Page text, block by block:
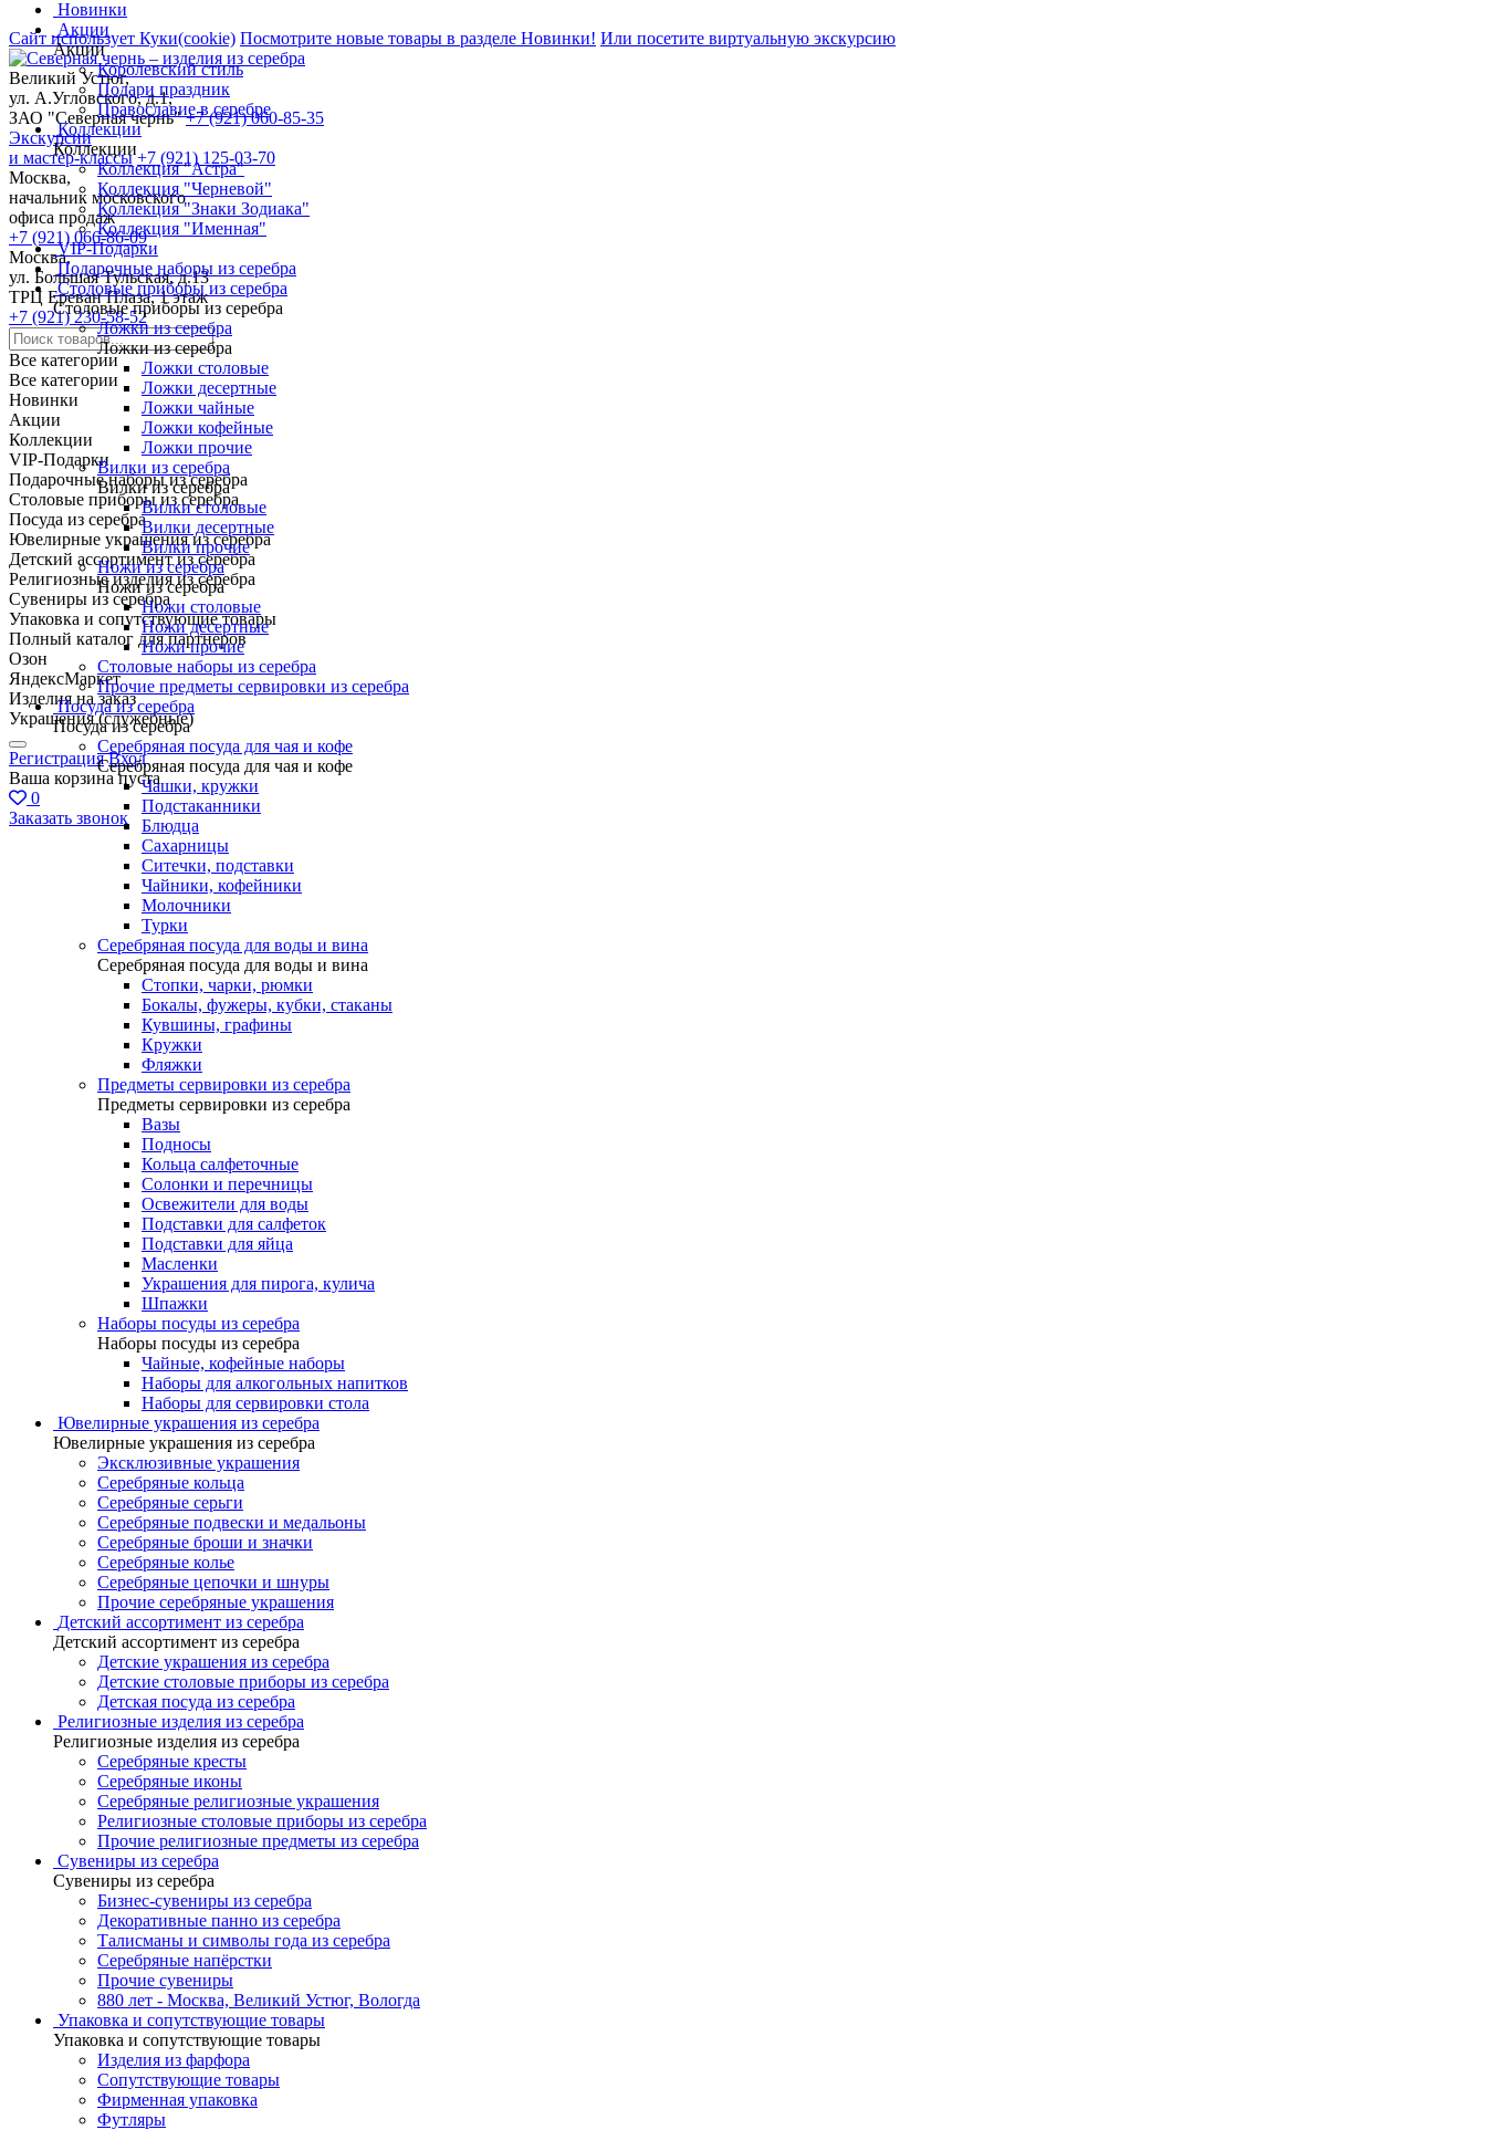
Сайт использует Куки(cookie) Посмотрите новые товары в разделе Новинки! Или посетите виртуальную экскурсию
Великий Устюг,
ул. А.Угловского, д.1,
ЗАО "Северная чернь"+7 (921) 060-85-35
Экскурсии
и мастер-классы +7 (921) 125-03-70
Москва,
начальник московского
офиса продаж
+7 (921) 066-86-09
Москва,
ул. Большая Тульская, д.13
ТРЦ Ереван Плаза, 1 этаж
+7 (921) 230-58-52
Все категории
Все категории
Новинки
Акции
Коллекции
VIP-Подарки
Подарочные наборы из серебра
Столовые приборы из серебра
Посуда из серебра
Ювелирные украшения из серебра
Детский ассортимент из серебра
Религиозные изделия из серебра
Сувениры из серебра
Упаковка и сопутствующие товары
Полный каталог для партнеров
Озон
ЯндексМаркет
Изделия на заказ
Украшения (служебные)
Регистрация Вход
Ваша корзина пуста
0
Заказать звонок
Новинки
Акции
Акции
Королевский стиль
Подари праздник
Православие в серебре
Коллекции
Коллекции
Коллекция "Астра"
Коллекция "Черневой"
Коллекция "Знаки Зодиака"
Коллекция "Именная"
VIP-Подарки
Подарочные наборы из серебра
Столовые приборы из серебра
Столовые приборы из серебра
Ложки из серебра
Ложки из серебра
Ложки столовые
Ложки десертные
Ложки чайные
Ложки кофейные
Ложки прочие
Вилки из серебра
Вилки из серебра
Вилки столовые
Вилки десертные
Вилки прочие
Ножи из серебра
Ножи из серебра
Ножи столовые
Ножи десертные
Ножи прочие
Столовые наборы из серебра
Прочие предметы сервировки из серебра
Посуда из серебра
Посуда из серебра
Серебряная посуда для чая и кофе
Серебряная посуда для чая и кофе
Чашки, кружки
Подстаканники
Блюдца
Сахарницы
Ситечки, подставки
Чайники, кофейники
Молочники
Турки
Серебряная посуда для воды и вина
Серебряная посуда для воды и вина
Стопки, чарки, рюмки
Бокалы, фужеры, кубки, стаканы
Кувшины, графины
Кружки
Фляжки
Предметы сервировки из серебра
Предметы сервировки из серебра
Вазы
Подносы
Кольца салфеточные
Солонки и перечницы
Освежители для воды
Подставки для салфеток
Подставки для яйца
Масленки
Украшения для пирога, кулича
Шпажки
Наборы посуды из серебра
Наборы посуды из серебра
Чайные, кофейные наборы
Наборы для алкогольных напитков
Наборы для сервировки стола
Ювелирные украшения из серебра
Ювелирные украшения из серебра
Эксклюзивные украшения
Серебряные кольца
Серебряные серьги
Серебряные подвески и медальоны
Серебряные броши и значки
Серебряные колье
Серебряные цепочки и шнуры
Прочие серебряные украшения
Детский ассортимент из серебра
Детский ассортимент из серебра
Детские украшения из серебра
Детские столовые приборы из серебра
Детская посуда из серебра
Религиозные изделия из серебра
Религиозные изделия из серебра
Серебряные кресты
Серебряные иконы
Серебряные религиозные украшения
Религиозные столовые приборы из серебра
Прочие религиозные предметы из серебра
Сувениры из серебра
Сувениры из серебра
Бизнес-сувениры из серебра
Декоративные панно из серебра
Талисманы и символы года из серебра
Серебряные напёрстки
Прочие сувениры
880 лет - Москва, Великий Устюг, Вологда
Упаковка и сопутствующие товары
Упаковка и сопутствующие товары
Изделия из фарфора
Сопутствующие товары
Фирменная упаковка
Футляры